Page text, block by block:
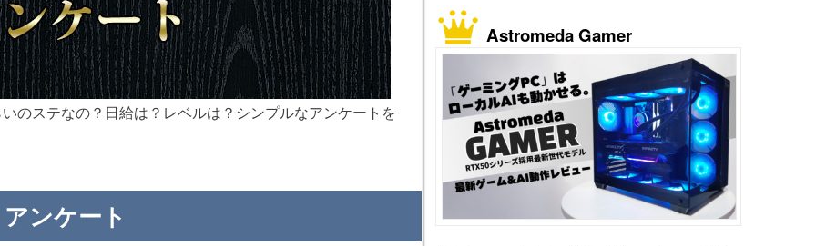
のステなの？日給は？レベルは？シンプルなアンケートを
アンケート
Astromeda Gamer